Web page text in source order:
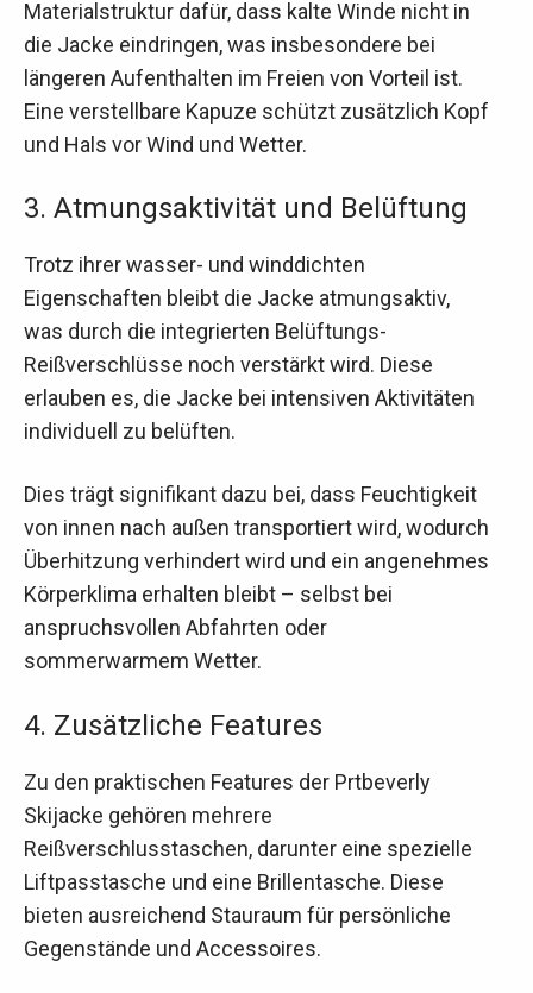
Materialstruktur dafür, dass kalte Winde nicht in
die Jacke eindringen, was insbesondere bei
längeren Aufenthalten im Freien von Vorteil ist.
Eine verstellbare Kapuze schützt zusätzlich Kopf
und Hals vor Wind und Wetter.
3. Atmungsaktivität und Belüftung
Trotz ihrer wasser- und winddichten
Eigenschaften bleibt die Jacke atmungsaktiv,
was durch die integrierten Belüftungs-
Reißverschlüsse noch verstärkt wird. Diese
erlauben es, die Jacke bei intensiven Aktivitäten
individuell zu belüften.
Dies trägt signifikant dazu bei, dass Feuchtigkeit
von innen nach außen transportiert wird, wodurch
Überhitzung verhindert wird und ein angenehmes
Körperklima erhalten bleibt – selbst bei
anspruchsvollen Abfahrten oder
sommerwarmem Wetter.
4. Zusätzliche Features
Zu den praktischen Features der Prtbeverly
Skijacke gehören mehrere
Reißverschlusstaschen, darunter eine spezielle
Liftpasstasche und eine Brillentasche. Diese
bieten ausreichend Stauraum für persönliche
Gegenstände und Accessoires.